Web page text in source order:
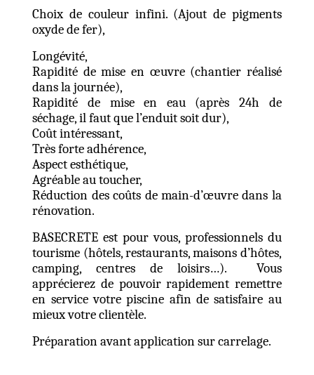
Choix de couleur infini. (Ajout de pigments
oxyde de fer),
Longévité,
Rapidité de mise en œuvre (chantier réalisé
dans la journée),
Rapidité de mise en eau (après 24h de
séchage, il faut que l’enduit soit dur),
Coût intéressant,
Très forte adhérence,
Aspect esthétique,
Agréable au toucher,
Réduction des coûts de main-d’œuvre dans la
rénovation.
BASECRETE est pour vous, professionnels du
tourisme (hôtels, restaurants, maisons d’hôtes,
camping, centres de loisirs…). Vous
apprécierez de pouvoir rapidement remettre
en service votre piscine afin de satisfaire au
mieux votre clientèle.
Préparation avant application sur carrelage.